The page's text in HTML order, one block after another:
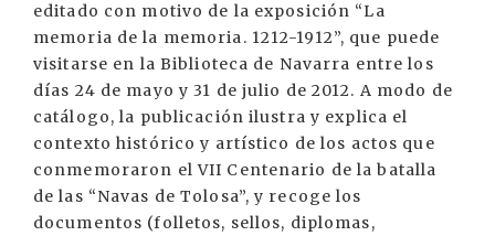
editado con motivo de la exposición “La
memoria de la memoria. 1212-1912”, que puede
visitarse en la Biblioteca de Navarra entre los
días 24 de mayo y 31 de julio de 2012. A modo de
catálogo, la publicación ilustra y explica el
contexto histórico y artístico de los actos que
conmemoraron el VII Centenario de la batalla
de las “Navas de Tolosa”, y recoge los
documentos (folletos, sellos, diplomas,